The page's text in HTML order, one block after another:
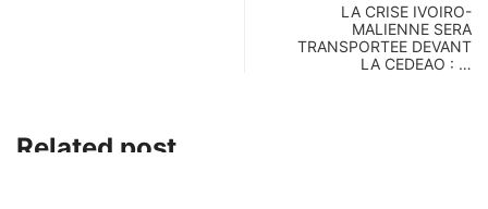
LA CRISE IVOIRO-
MALIENNE SERA
TRANSPORTEE DEVANT
LA CEDEAO : …
Related post